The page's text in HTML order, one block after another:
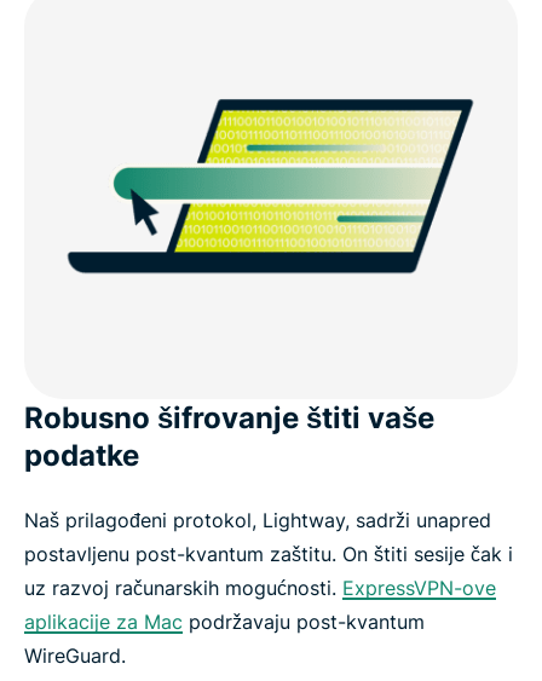
Robusno šifrovanje štiti vaše
podatke
Naš prilagođeni protokol, Lightway, sadrži unapred
postavljenu post-kvantum zaštitu. On štiti sesije čak i
uz razvoj računarskih mogućnosti. ExpressVPN-ove
aplikacije za Mac podržavaju post-kvantum
WireGuard.